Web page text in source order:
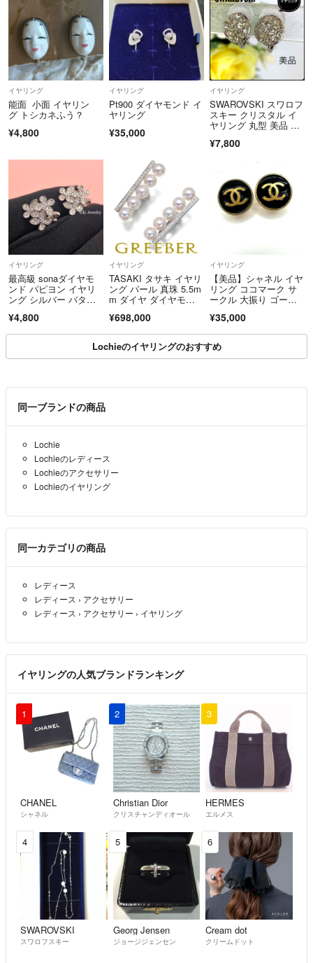
イヤリング
能面 小面 イヤリン
グ トシカネふう？
¥4,800
イヤリング
Pt900 ダイヤモンド イ
ヤリング
¥35,000
イヤリング
SWAROVSKI スワロフ
スキー クリスタル イ
ヤリング 丸型 美品 正
¥7,800
イヤリング
最高級 sonaダイヤモ
ンド パピヨン イヤリ
ング シルバー バタフ
ニア 金属アレルギー対
応
¥4,800
イヤリング
TASAKI タサキ イヤリ
ング パール 真珠 5.5m
m ダイヤ ダイヤモン
ス K18WG 保証書
¥698,000
イヤリング
【美品】シャネル イヤ
リング ココマーク サ
ークル 大振り ゴール
¥35,000
Lochieのイヤリングのおすすめ
同一ブランドの商品
Lochie
Lochieのレディース
Lochieのアクセサリー
Lochieのイヤリング
同一カテゴリの商品
レディース
レディース › アクセサリー
レディース › アクセサリー › イヤリング
イヤリングの人気ブランドランキング
1
CHANEL
シャネル
2
Christian Dior
クリスチャンディオール
3
HERMES
エルメス
4
SWAROVSKI
スワロフスキー
5
Georg Jensen
ジョージジェンセン
6
Cream dot
クリームドット